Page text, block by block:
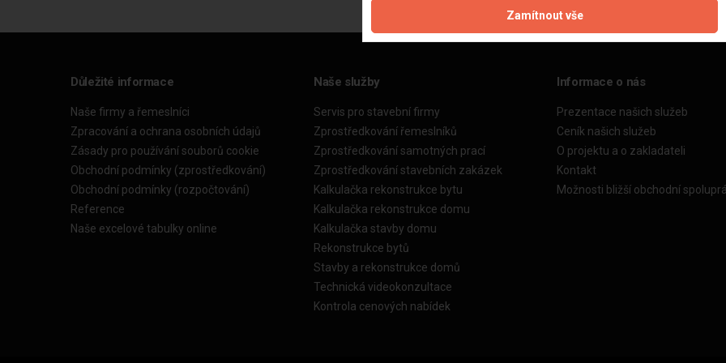
Důležité informace
Naše firmy a řemeslníci
Zpracování a ochrana osobních údajů
Zásady pro používání souborů cookie
Obchodní podmínky (zprostředkování)
Obchodní podmínky (rozpočtování)
Reference
Naše excelové tabulky online
Naše služby
Servis pro stavební firmy
Zprostředkování řemeslníků
Zprostředkování samotných prací
Zprostředkování stavebních zakázek
Kalkulačka rekonstrukce bytu
Kalkulačka rekonstrukce domu
Kalkulačka stavby domu
Rekonstrukce bytů
Stavby a rekonstrukce domů
Technická videokonzultace
Kontrola cenových nabídek
Informace o nás
Prezentace našich služeb
Ceník našich služeb
O projektu a o zakladateli
Kontakt
Možnosti bližší obchodní
Zamítnout vše